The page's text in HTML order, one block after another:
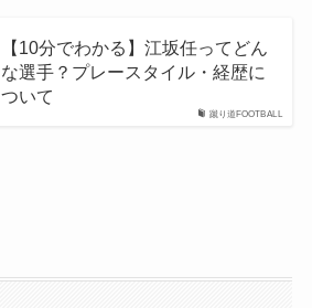
蹴り道FOOTBALL
【10分でわかる】江坂任ってどん
な選手？プレースタイル・経歴に
ついて